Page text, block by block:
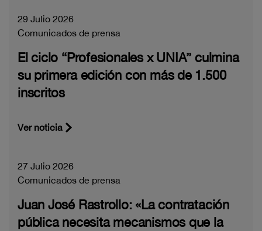
29 Julio 2026
Comunicados de prensa
El ciclo “Profesionales x UNIA” culmina
su primera edición con más de 1.500
inscritos
Ver noticia
27 Julio 2026
Comunicados de prensa
Juan José Rastrollo: «La contratación
pública necesita mecanismos que la